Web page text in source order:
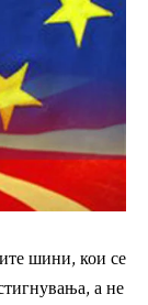
шини, кои се
а не